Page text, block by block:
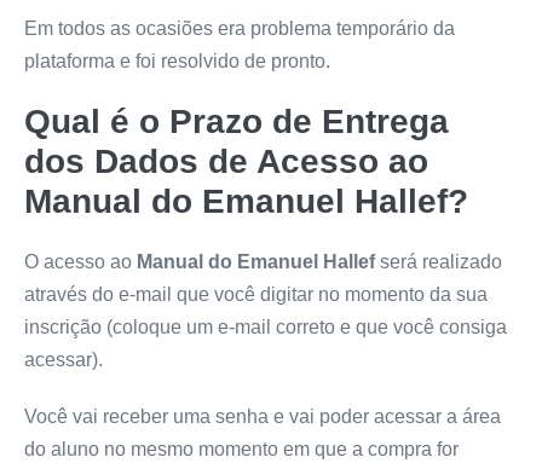
Em todos as ocasiões era problema temporário da
plataforma e foi resolvido de pronto.
Qual é o Prazo de Entrega
dos Dados de Acesso ao
Manual do Emanuel Hallef?
O acesso ao Manual do Emanuel Hallefserá realizado
através do e-mail que você digitar no momento da sua
inscrição (coloque um e-mail correto e que você consiga
acessar).
Você vai receber uma senha e vai poder acessar a área
do aluno no mesmo momento em que a compra for